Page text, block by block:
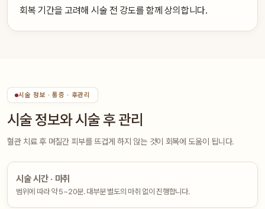
회복 기간을 고려해 시술 전 강도를 함께 상의합니다.
시술 정보 · 통증 · 후관리
시술 정보와 시술 후 관리
혈관 치료 후 며칠간 피부를 뜨겁게 하지 않는 것이 회복에 도움이 됩니다.
시술 시간 · 마취
범위에 따라 약 5~20분. 대부분 별도의 마취 없이 진행합니다.